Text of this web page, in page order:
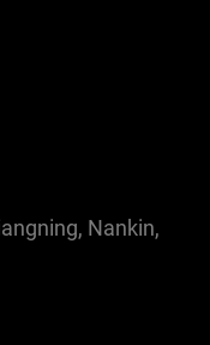
Nankin,